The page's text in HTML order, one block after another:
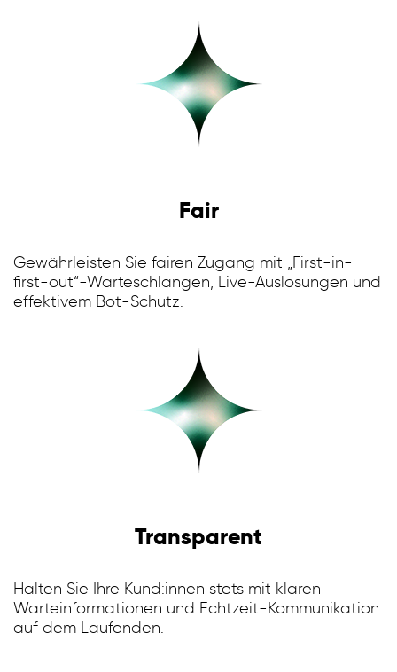
Fair
Gewährleisten Sie fairen Zugang mit „First-in-
first-out“-Warteschlangen, Live-Auslosungen und
effektivem Bot-Schutz.
Transparent
Halten Sie Ihre Kund:innen stets mit klaren
Warteinformationen und Echtzeit-Kommunikation
auf dem Laufenden.